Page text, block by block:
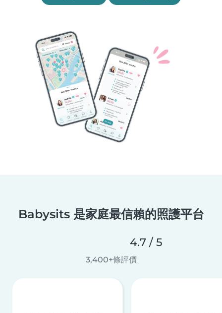
Babysits 是家庭最信賴的照護平台
4.7 / 5
3,400+條評價